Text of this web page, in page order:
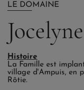
LE DOMAINE
Histoire
La Famille est
village d'Ampuis, en
Rôtie.